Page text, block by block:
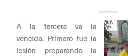
A la tercera va la
vencida. Primero fue la
lesión preparando la